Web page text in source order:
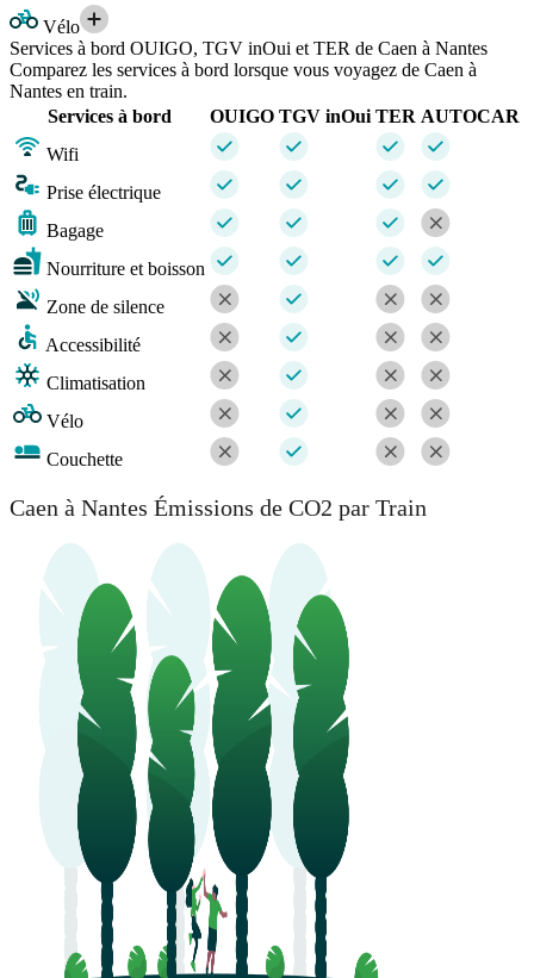
Vélo
Services à bord OUIGO, TGV inOui et TER de Caen à Nantes
Comparez les services à bord lorsque vous voyagez de Caen à
Nantes en train.
Services à bord
OUIGO TGV inOui TER AUTOCAR
Wifi
Prise électrique
Bagage
Nourriture et boisson
Zone de silence
Accessibilité
Climatisation
Vélo
Couchette
Caen à Nantes Émissions de CO2 par Train